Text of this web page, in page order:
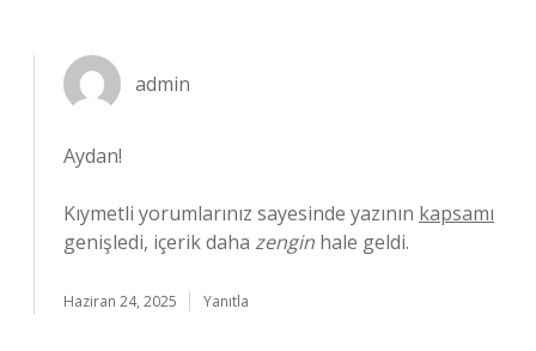
admin
Aydan!
Kıymetli yorumlarınız sayesinde yazının kapsamı
genişledi, içerik daha zengin hale geldi.
Haziran 24, 2025 Yanıtla